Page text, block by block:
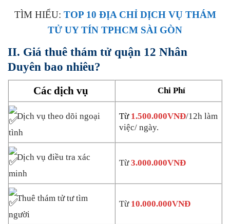
TÌM HIỂU: TOP 10 ĐỊA CHỈ DỊCH VỤ THÁM
TỬ UY TÍN TPHCM SÀI GÒN
II. Giá thuê thám tử quận 12 Nhân
Duyên bao nhiêu?
Các dịch vụ Chi Phí
Dịch vụ theo dõi ngoại
tình
Từ1.500.000VNĐ/12h làm
việc/ ngày.
Dịch vụ điều tra xác
minh
Từ3.000.000VNĐ
Thuê thám tử tư tìm
người
Từ 10.000.000VNĐ